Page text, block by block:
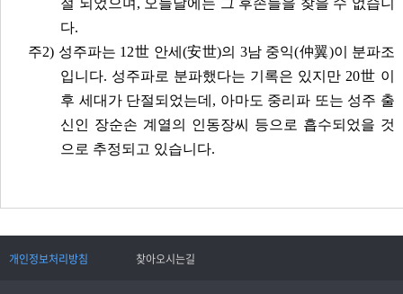
절 되었으며, 오늘날에는 그 후손들을 찾을 수 없습니
다.
주2) 성주파는 12世 안세(安世)의 3남 중익(仲翼)이 분파조
입니다. 성주파로 분파했다는 기록은 있지만 20世 이
후 세대가 단절되었는데, 아마도 중리파 또는 성주 출
신인 장순손 계열의 인동장씨 등으로 흡수되었을 것
으로 추정되고 있습니다.
개인정보처리방침 찾아오시는길